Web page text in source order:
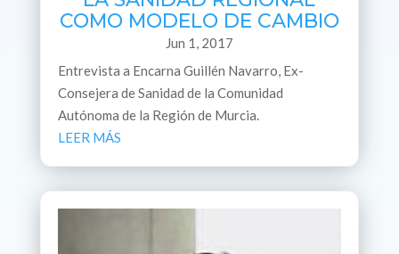
COMO MODELO DE CAMBIO
Jun 1, 2017
Entrevista a Encarna Guillén Navarro, Ex-
Consejera de Sanidad de la Comunidad
Autónoma de la Región de Murcia.
LEER MÁS